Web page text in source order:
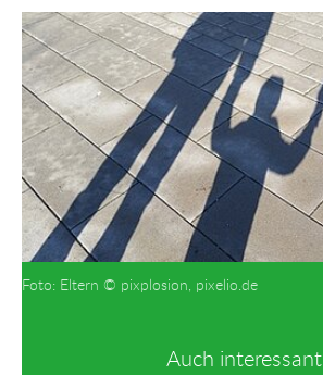
per
E-
Mail
auf
Facebook
auf
Twitter
per
WhatsApp
Foto: Eltern © pixplosion, pixelio.de
Auch interessant